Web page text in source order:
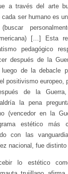
a través del arte
cada ser humano es
[…] Esta
pedagógico
después de la
de la debacle
positivismo europeo,
de la
la pena
(vencedor en la
estético más
con las
nacional, fue distinto
lo estético